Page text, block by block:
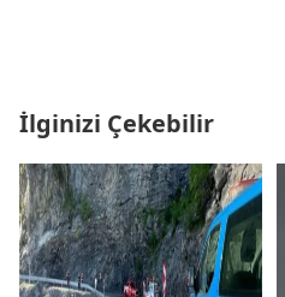
İlginizi Çekebilir